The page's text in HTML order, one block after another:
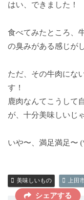
はい、できました！
食べてみたところ、
の臭みがある感じが
ただ、その牛肉にな
す！
鹿肉なんてこうして
が、十分美味しいじ
いや〜、満足満足〜
美味しいもの 上田
シェアする